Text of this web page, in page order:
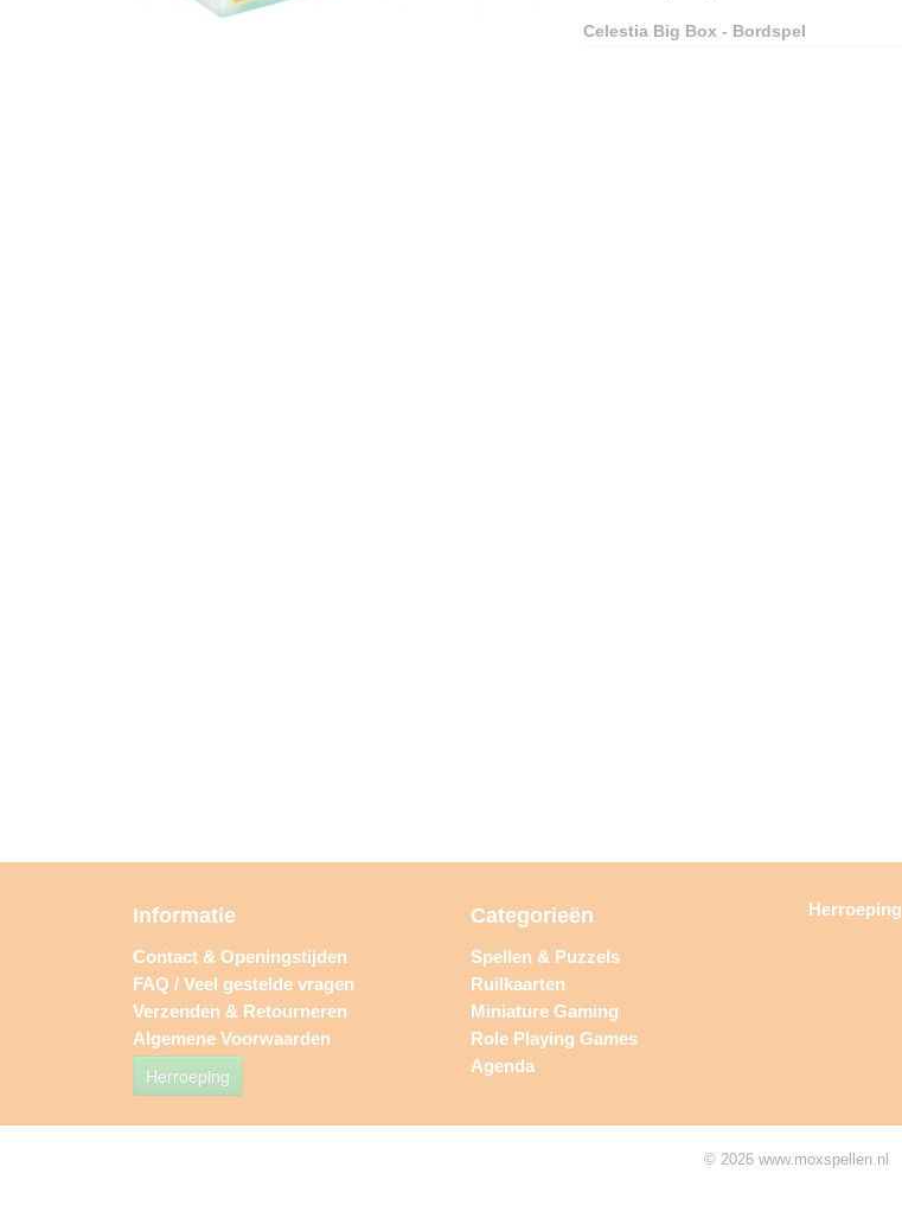
Celestia Big Box - Bordspel
Informatie
Contact & Openingstijden
FAQ / Veel gestelde vragen
Verzenden & Retourneren
Algemene Voorwaarden
Herroeping
Categorieën
Spellen & Puzzels
Ruilkaarten
Miniature Gaming
Role Playing Games
Agenda
Herroeping
© 2026 www.moxspellen.nl